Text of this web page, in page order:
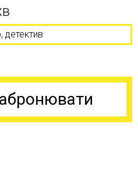
детектив